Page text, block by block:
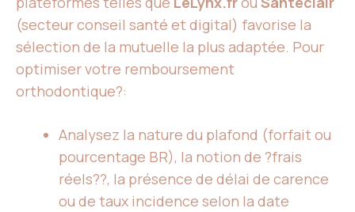
(secteur conseil santé et digital) favorise la
sélection de la mutuelle la plus adaptée. Pour
optimiser votre remboursement
orthodontique?:
Analysez la nature du plafond (forfait ou
pourcentage BR), la notion de ?frais
réels??, la présence de délai de carence
ou de taux incidence selon la date